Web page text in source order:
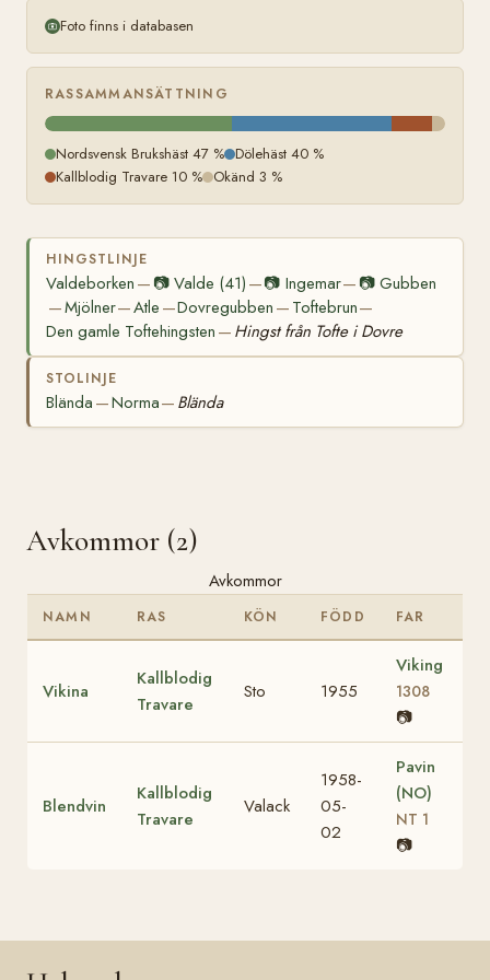
Foto finns i databasen
RASSAMMANSÄTTNING
Nordsvensk Brukshäst 47 % Dölehäst 40 %
Kallblodig Travare 10 % Okänd 3 %
HINGSTLINJE
Valdeborken — 📷Valde (41) —📷 Ingemar— 📷Gubben
—Mjölner—Atle —Dovregubben — Toftebrun—
Den gamle Toftehingsten — Hingst från Tofte i Dovre
STOLINJE
Blända —Norma— Blända
Avkommor (2)
Avkommor
NAMN RAS KÖN FÖDD FAR
Vikina
Kallblodig
Travare
Sto 1955
Viking
1308
📷
Blendvin
Kallblodig
Travare
Valack
1958-
05-
02
Pavin
(NO)
NT 1
📷